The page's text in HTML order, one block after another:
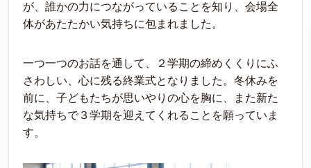
が、誰かの力につながっていることを知り、会場全
体があたたかい気持ちに包まれました。
一つ一つのお話を通して、２学期の締めくくりにふ
さわしい、心に残る終業式となりました。冬休みを
前に、子どもたちが思いやりの心を胸に、また新た
な気持ちで３学期を迎えてくれることを願っていま
す。